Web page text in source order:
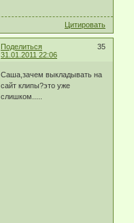
Цитировать
Поделиться
35
31.01.2011 22:06
Саша,зачем выкладывать на
сайт клипы?это уже
слишком.....